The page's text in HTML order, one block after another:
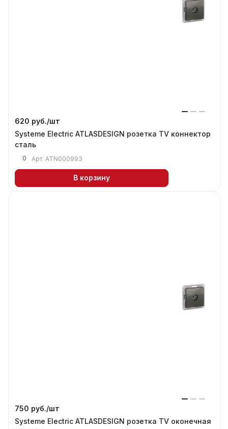
620 руб./шт
Systeme Electric ATLASDESIGN розетка TV коннектор
сталь
0 Арт. ATN000993
В корзину
750 руб./шт
Systeme Electric ATLASDESIGN розетка TV оконечная